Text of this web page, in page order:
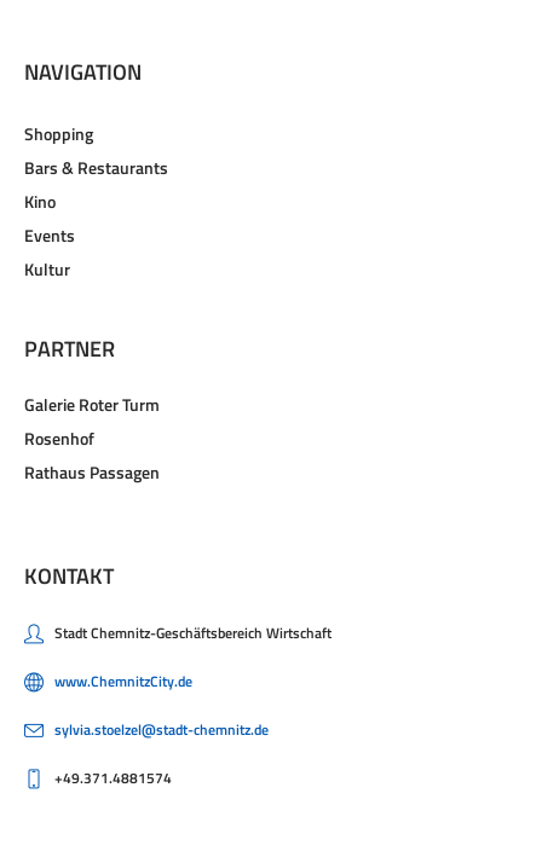
NAVIGATION
Shopping
Bars & Restaurants
Kino
Events
Kultur
PARTNER
Galerie Roter Turm
Rosenhof
Rathaus Passagen
KONTAKT
Stadt Chemnitz-Geschäftsbereich Wirtschaft
www.ChemnitzCity.de
sylvia.stoelzel@stadt-chemnitz.de
+49.371.4881574